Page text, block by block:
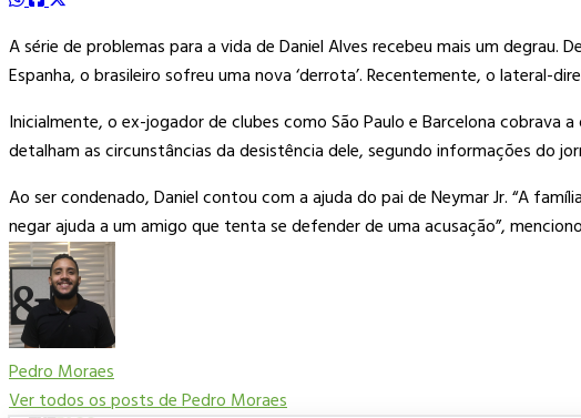
A série de problemas para a vida de Daniel Alves recebeu mais um
Espanha, o brasileiro sofreu uma nova ‘derrota’. Recentemente, o lateral-
Inicialmente, o ex-jogador de clubes como São Paulo e Barcelona cobrava
detalham as circunstâncias da desistência dele, segundo informações do
Ao ser condenado, Daniel contou com a ajuda do pai de Neymar Jr. “A
negar ajuda a um amigo que tenta se defender de uma acusação”,
Pedro Moraes
Ver todos os posts de Pedro Moraes